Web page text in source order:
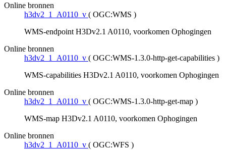
Online bronnen
h3dv2_1_A0110_v ( OGC:WMS )
WMS-endpoint H3Dv2.1 A0110, voorkomen Ophogingen
Online bronnen
h3dv2_1_A0110_v ( OGC:WMS-1.3.0-http-get-capabilities )
WMS-capabilities H3Dv2.1 A0110, voorkomen Ophogingen
Online bronnen
h3dv2_1_A0110_v ( OGC:WMS-1.3.0-http-get-map )
WMS-map H3Dv2.1 A0110, voorkomen Ophogingen
Online bronnen
h3dv2_1_A0110_v ( OGC:WFS )